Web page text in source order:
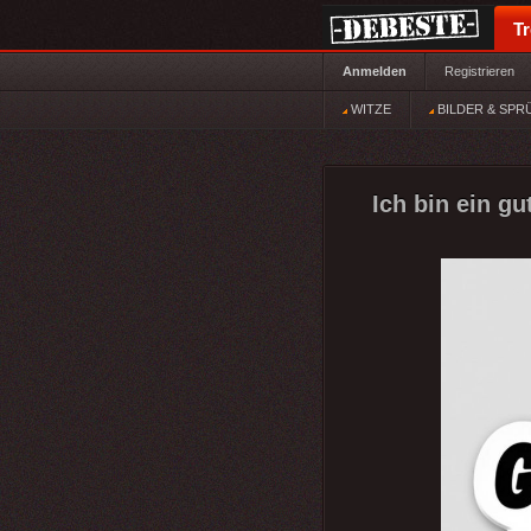
Anmelden Registrieren
WITZE BILDER &
Ich bin ein